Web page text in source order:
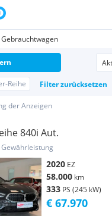
Reihe Filter zurücksetzen
der Anzeigen
840i Aut.
2020 EZ
58.000 km
333 PS (245 kW)
€ 67.970